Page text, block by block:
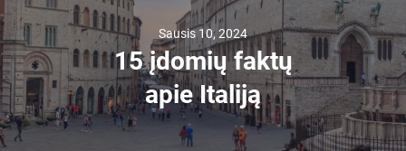
Sausis 10, 2024
15 įdomių faktų
apie Italiją